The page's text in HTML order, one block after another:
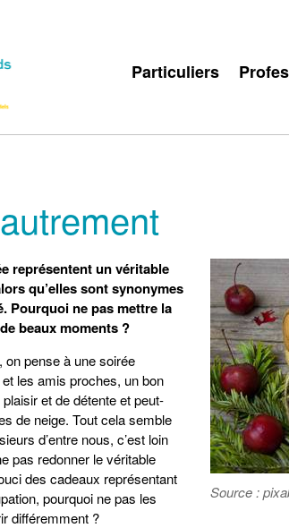
Particuliers
Source :
représentent un véritable
qu’elles sont synonymes
Pourquoi ne pas mettre la
beaux moments ?
on pense à une soirée
les amis proches, un bon
et de détente et peut-
de neige. Tout cela semble
d’entre nous, c’est loin
pas redonner le véritable
des cadeaux représentant
pourquoi ne pas les
différemment ?